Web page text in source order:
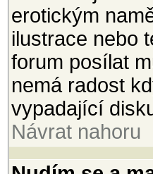
erotickým
ilustrace nebo
forum posílat
nemá radost
vypadající
Návrat nahoru